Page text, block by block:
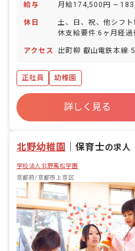
給与 月給174,500円 ~
休日
土、日、祝、他シフ
休支給要件:6ヶ月経
アクセス 出町柳 叡山電鉄本線
正社員 幼稚園
詳しく見る
北野幼稚園 保育士の求人
学校法人北野萬松学園
京都府/京都市上京区